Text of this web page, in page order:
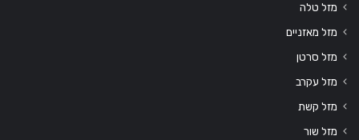
מזל טלה
מזל מאזניים
מזל סרטן
מזל עקרב
מזל קשת
מזל שור